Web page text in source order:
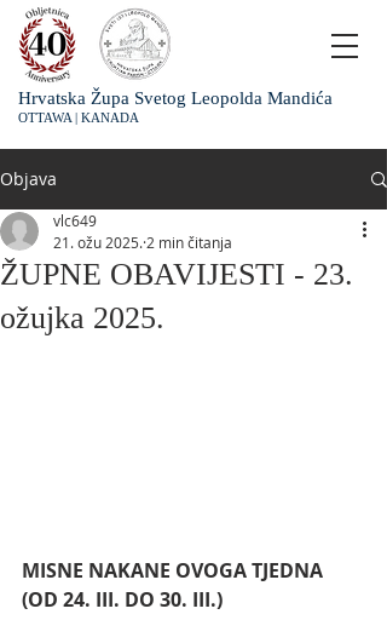
Hrvatska Župa Svetog Leopolda Mandića
OTTAWA | KANADA
Objava
ŽUPNE OBAVIJESTI - 23.
ožujka 2025.
vlc649
21. ožu 2025. 2 min čitanja
MISNE NAKANE OVOGA TJEDNA
(OD 24. III. DO 30. III.)